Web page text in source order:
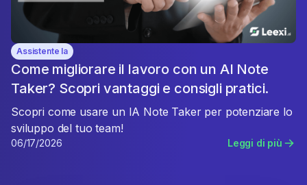
Assistente Ia
Come migliorare il lavoro con un AI Note
Taker? Scopri vantaggi e consigli pratici.
Scopri come usare un IA Note Taker per potenziare lo
sviluppo del tuo team!
06/17/2026 Leggi di più